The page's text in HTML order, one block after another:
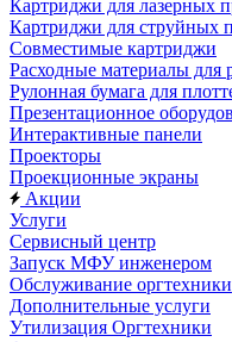
Картриджи для лазерных
Картриджи для струйных
Совместимые картриджи
Расходные материалы для
Рулонная бумага для
Презентационное
Интерактивные панели
Проекторы
Проекционные экраны
Акции
Услуги
Сервисный центр
Запуск МФУ инженером
Обслуживание оргтехники
Дополнительные услуги
Утилизация Оргтехники